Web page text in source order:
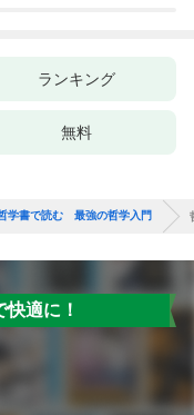
ランキング
無料
学書で読む 最強の哲学入門
適に！